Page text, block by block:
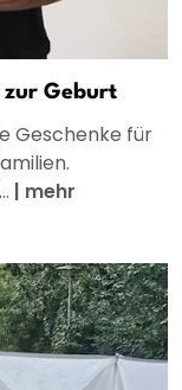
zur Geburt
Geschenke für
| mehr